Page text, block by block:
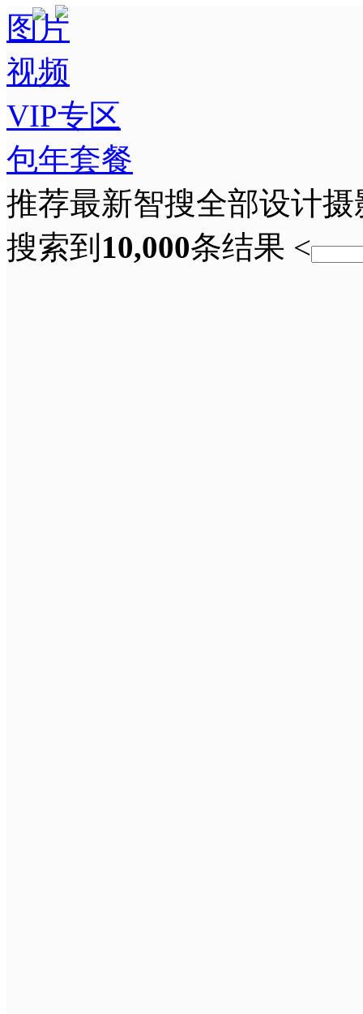
图片
视频
VIP专区
包年套餐
推荐最新智搜全部设计摄
搜索到 10,000条结果 <